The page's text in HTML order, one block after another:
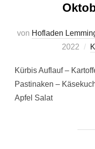
von Hofladen
2022
Kürbis Auflauf –
Pastinaken –
Apfel Salat